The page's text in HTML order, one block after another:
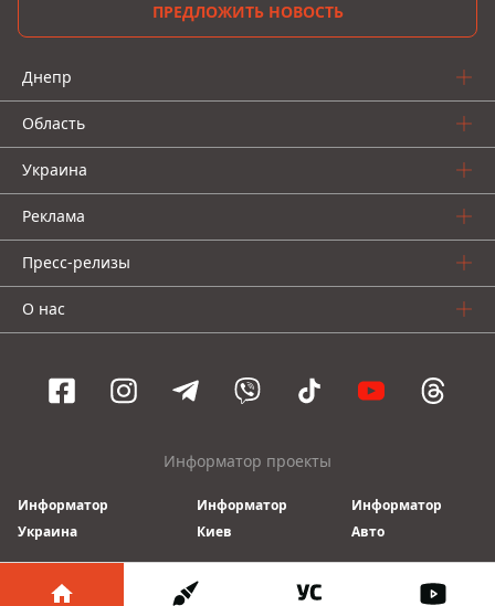
ПРЕДЛОЖИТЬ НОВОСТЬ
Днепр
Область
Украина
Реклама
Пресс-релизы
О нас
Информатор проекты
Информатор
Украина
Информатор
Киев
Информатор
Авто
© 2016-2026 Informator